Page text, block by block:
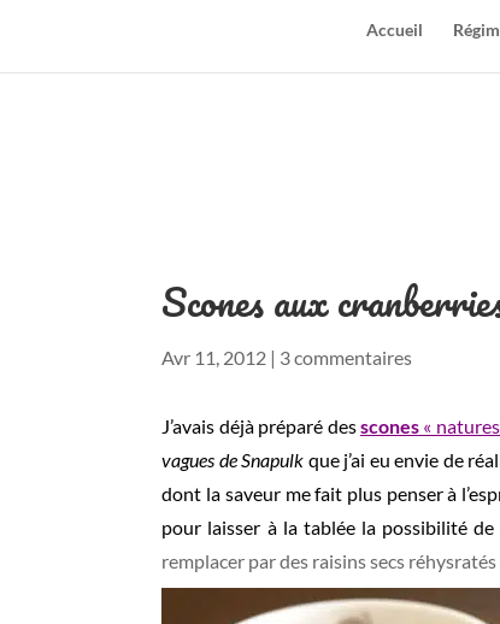
Accueil
Scones aux
Avr 11, 2012 | 3 commentaires
J’avais déjà préparé desscones«
vagues de Snapulk que j’ai eu envie de
dont la saveur me fait plus penser à
pour laisser à la tablée la possibilité
remplacer par des raisins secs